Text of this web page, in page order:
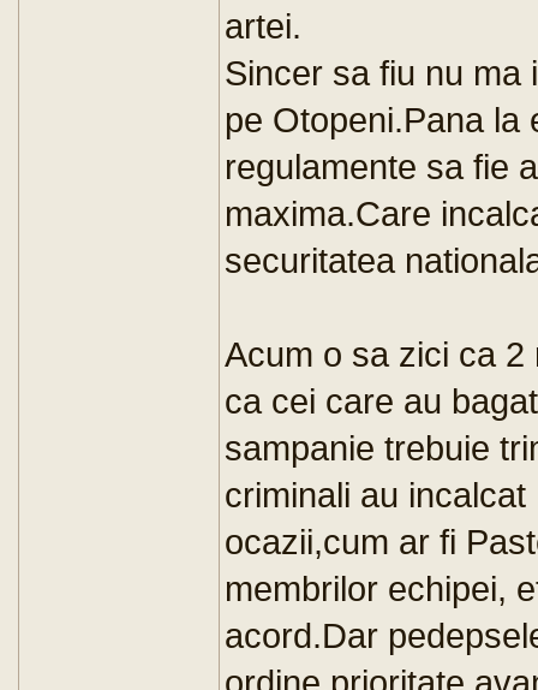
artei.
Sincer sa fiu nu ma
pe Otopeni.Pana la
regulamente sa fie
maxima.Care
securitatea
Acum o sa zici ca 2
ca cei care au
sampanie trebuie
criminali au
ocazii,cum ar fi
membrilor echipei,
acord.Dar